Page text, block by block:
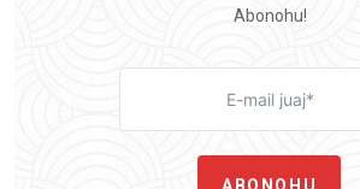
Abonohu!
ABONOHU